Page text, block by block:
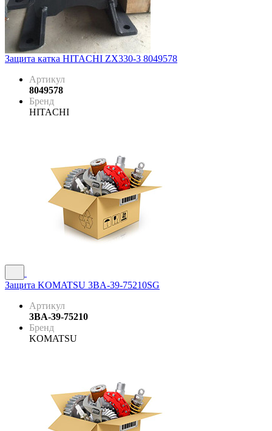
Защита катка HITACHI ZX330-3 8049578
Артикул
8049578
Бренд
HITACHI
Защита KOMATSU 3BA-39-75210SG
Артикул
3BA-39-75210
Бренд
KOMATSU